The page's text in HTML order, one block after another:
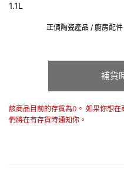
1.1L
正價陶瓷產品 / 廚房配
補貨
該商品目前的存貨為0。 如果你想
們將在有存貨時通知你。